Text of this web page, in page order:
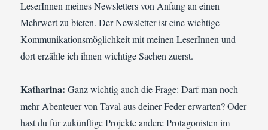
LeserInnen meines Newsletters von Anfang an einen
Mehrwert zu bieten. Der Newsletter ist eine wichtige
Kommunikationsmöglichkeit mit meinen LeserInnen und
dort erzähle ich ihnen wichtige Sachen zuerst.
Katharina: Ganz wichtig auch die Frage: Darf man noch
mehr Abenteuer von Taval aus deiner Feder erwarten? Oder
hast du für zukünftige Projekte andere Protagonisten im